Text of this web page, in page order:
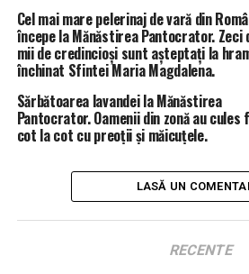
NU RATA
Teleorman primește sumă record și
gaze naturale! Senatorul
către autoritățile centrale situația
din județ”
Cel mai mare pelerinaj de vară din
începe la Mănăstirea Pantocrator. Zeci
mii de credincioși sunt așteptați la
închinat Sfintei Maria Magdalena.
Sărbătoarea lavandei la Mănăstirea
Pantocrator. Oamenii din zonă au
cot la cot cu preoții și măicuțele.
LASĂ UN
RECENTE